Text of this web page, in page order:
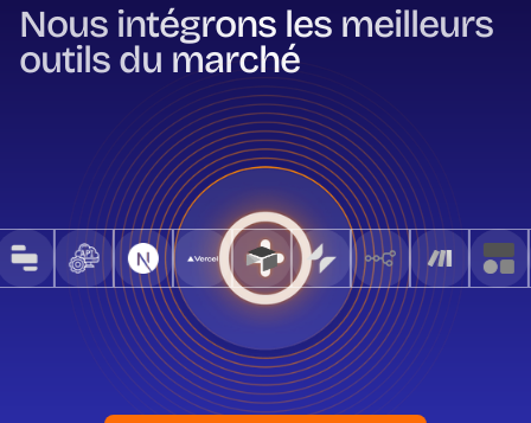
Nous intégrons les meilleurs
outils du marché